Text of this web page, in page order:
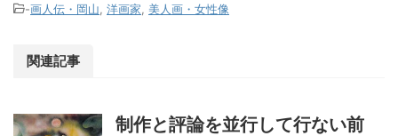
-画人伝・岡山 洋画家 美人画・女性像
関連記事
制作と評論を並行して行ない前